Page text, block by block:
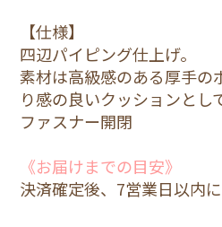
【仕様】
四辺パイピング仕上げ。
素材は高級感のある厚手の
り感の良いクッションとし
ファスナー開閉
《お届けまでの目安》
決済確定後、7営業日以内